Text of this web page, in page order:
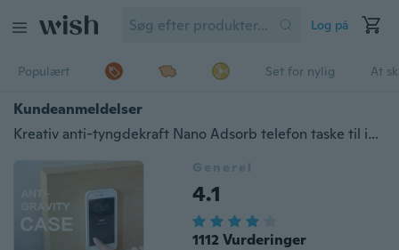
Log på
Populært Set for nylig At
Kundeanmeldelser
Kreativ anti-tyngdekraft Nano Adsorb telefon taske til iPhone Samsung Galaxy Ny ankomst Samsung Galaxy S8 / S8 Plus
Generel
4.1
1112 Vurderinger